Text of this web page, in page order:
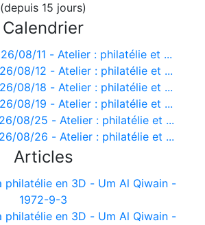
(depuis 15 jours)
Calendrier
08/11 - Atelier : philatélie et ...
08/12 - Atelier : philatélie et ...
08/18 - Atelier : philatélie et ...
08/19 - Atelier : philatélie et ...
08/25 - Atelier : philatélie et ...
08/26 - Atelier : philatélie et ...
Articles
philatélie en 3D - Um Al Qiwain -
1972-9-3
philatélie en 3D - Um Al Qiwain -